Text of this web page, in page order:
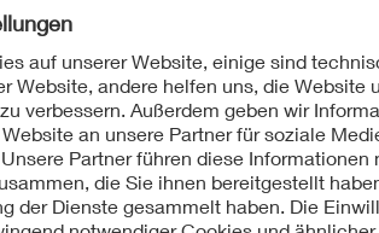
Studium, Beruf und Gesellschaft
und -ingenieuren. Die Expertinnen und